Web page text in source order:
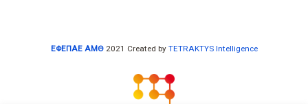
ΕΦΕΠΑΕ ΑΜΘ 2021 Created by TETRAKTYS Intelligence